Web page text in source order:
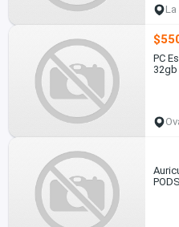
PC
32gb
PODS